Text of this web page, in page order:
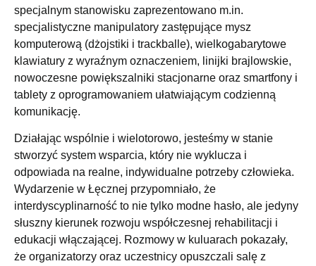
specjalnym stanowisku zaprezentowano m.in.
specjalistyczne manipulatory zastępujące mysz
komputerową (dżojstiki i trackballe), wielkogabarytowe
klawiatury z wyraźnym oznaczeniem, linijki brajlowskie,
nowoczesne powiększalniki stacjonarne oraz smartfony i
tablety z oprogramowaniem ułatwiającym codzienną
komunikację.
Działając wspólnie i wielotorowo, jesteśmy w stanie
stworzyć system wsparcia, który nie wyklucza i
odpowiada na realne, indywidualne potrzeby człowieka.
Wydarzenie w Łęcznej przypomniało, że
interdyscyplinarność to nie tylko modne hasło, ale jedyny
słuszny kierunek rozwoju współczesnej rehabilitacji i
edukacji włączającej. Rozmowy w kuluarach pokazały,
że organizatorzy oraz uczestnicy opuszczali salę z